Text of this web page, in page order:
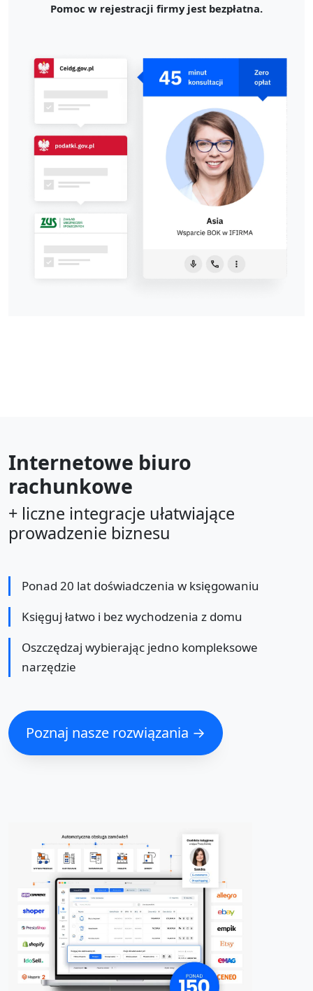
Pomoc w rejestracji firmy jest bezpłatna.
Internetowe biuro
rachunkowe
+ liczne integracje ułatwiające
prowadzenie biznesu
Ponad 20 lat doświadczenia w księgowaniu
Księguj łatwo i bez wychodzenia z domu
Oszczędzaj wybierając jedno kompleksowe
narzędzie
Poznaj nasze rozwiązania →